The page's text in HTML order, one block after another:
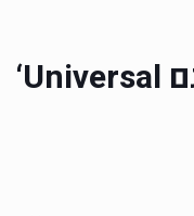
‘Universal’